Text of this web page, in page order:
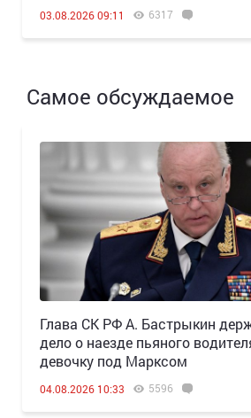
03.08.2026 09:11 6317
Самое обсуждаемое
Глава СК РФ А. Бастрыкин
дело о наезде пьяного
девочку под Марксом
04.08.2026 10:33 5596